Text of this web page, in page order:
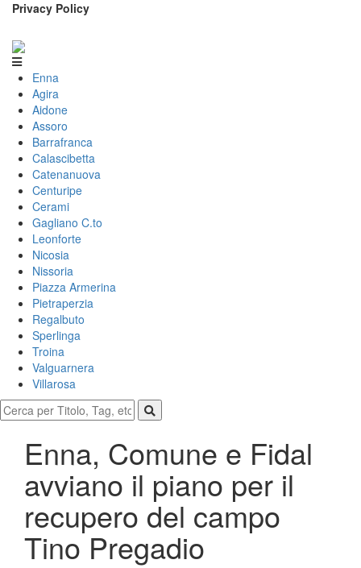
Privacy Policy
Enna
Agira
Aidone
Assoro
Barrafranca
Calascibetta
Catenanuova
Centuripe
Cerami
Gagliano C.to
Leonforte
Nicosia
Nissoria
Piazza Armerina
Pietraperzia
Regalbuto
Sperlinga
Troina
Valguarnera
Villarosa
Enna, Comune e Fidal
avviano il piano per il
recupero del campo
Tino Pregadio